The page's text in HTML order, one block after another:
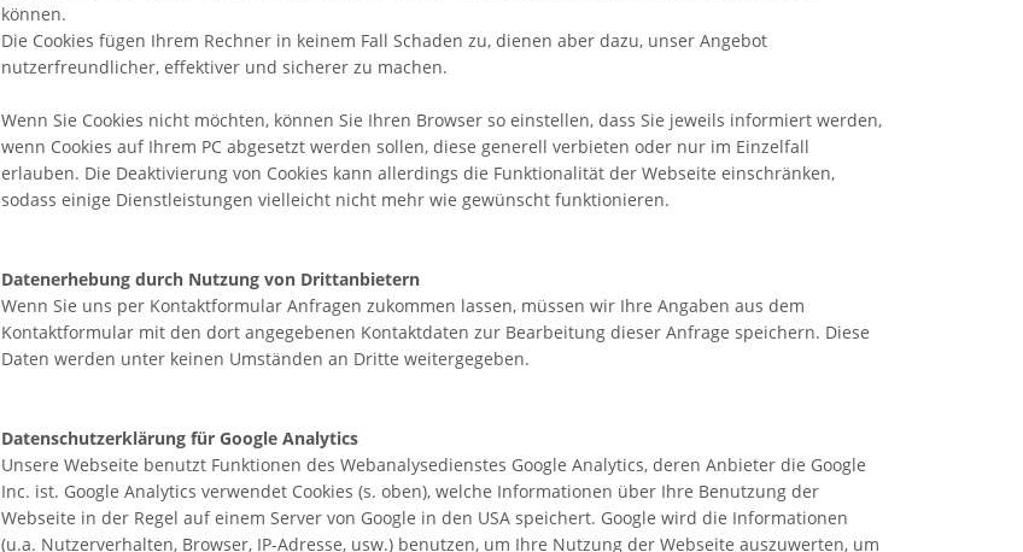
können.
Die Cookies fügen Ihrem Rechner in keinem Fall Schaden zu, dienen aber dazu, unser Angebot
nutzerfreundlicher, effektiver und sicherer zu machen.
Wenn Sie Cookies nicht möchten, können Sie Ihren Browser so einstellen, dass Sie jeweils informiert werden,
wenn Cookies auf Ihrem PC abgesetzt werden sollen, diese generell verbieten oder nur im Einzelfall
erlauben. Die Deaktivierung von Cookies kann allerdings die Funktionalität der Webseite einschränken,
sodass einige Dienstleistungen vielleicht nicht mehr wie gewünscht funktionieren.
Datenerhebung durch Nutzung von Drittanbietern
Wenn Sie uns per Kontaktformular Anfragen zukommen lassen, müssen wir Ihre Angaben aus dem
Kontaktformular mit den dort angegebenen Kontaktdaten zur Bearbeitung dieser Anfrage speichern. Diese
Daten werden unter keinen Umständen an Dritte weitergegeben.
Datenschutzerklärung für Google Analytics
Unsere Webseite benutzt Funktionen des Webanalysedienstes Google Analytics, deren Anbieter die Google
Inc. ist. Google Analytics verwendet Cookies (s. oben), welche Informationen über Ihre Benutzung der
Webseite in der Regel auf einem Server von Google in den USA speichert. Google wird die Informationen
(u.a. Nutzerverhalten, Browser, IP-Adresse, usw.) benutzen, um Ihre Nutzung der Webseite auszuwerten, um